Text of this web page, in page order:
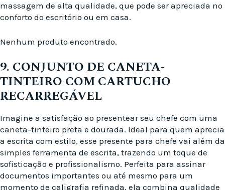
massagem de alta qualidade, que pode ser apreciada no
conforto do escritório ou em casa.
Nenhum produto encontrado.
9. CONJUNTO DE CANETA-
TINTEIRO COM CARTUCHO
RECARREGÁVEL
Imagine a satisfação ao presentear seu chefe com uma
caneta-tinteiro preta e dourada. Ideal para quem aprecia
a escrita com estilo, esse presente para chefe vai além da
simples ferramenta de escrita, trazendo um toque de
sofisticação e profissionalismo. Perfeita para assinar
documentos importantes ou até mesmo para um
momento de caligrafia refinada, ela combina qualidade